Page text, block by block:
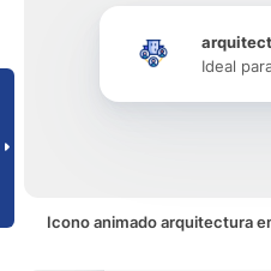
Ideal
Icono animado arquitectura